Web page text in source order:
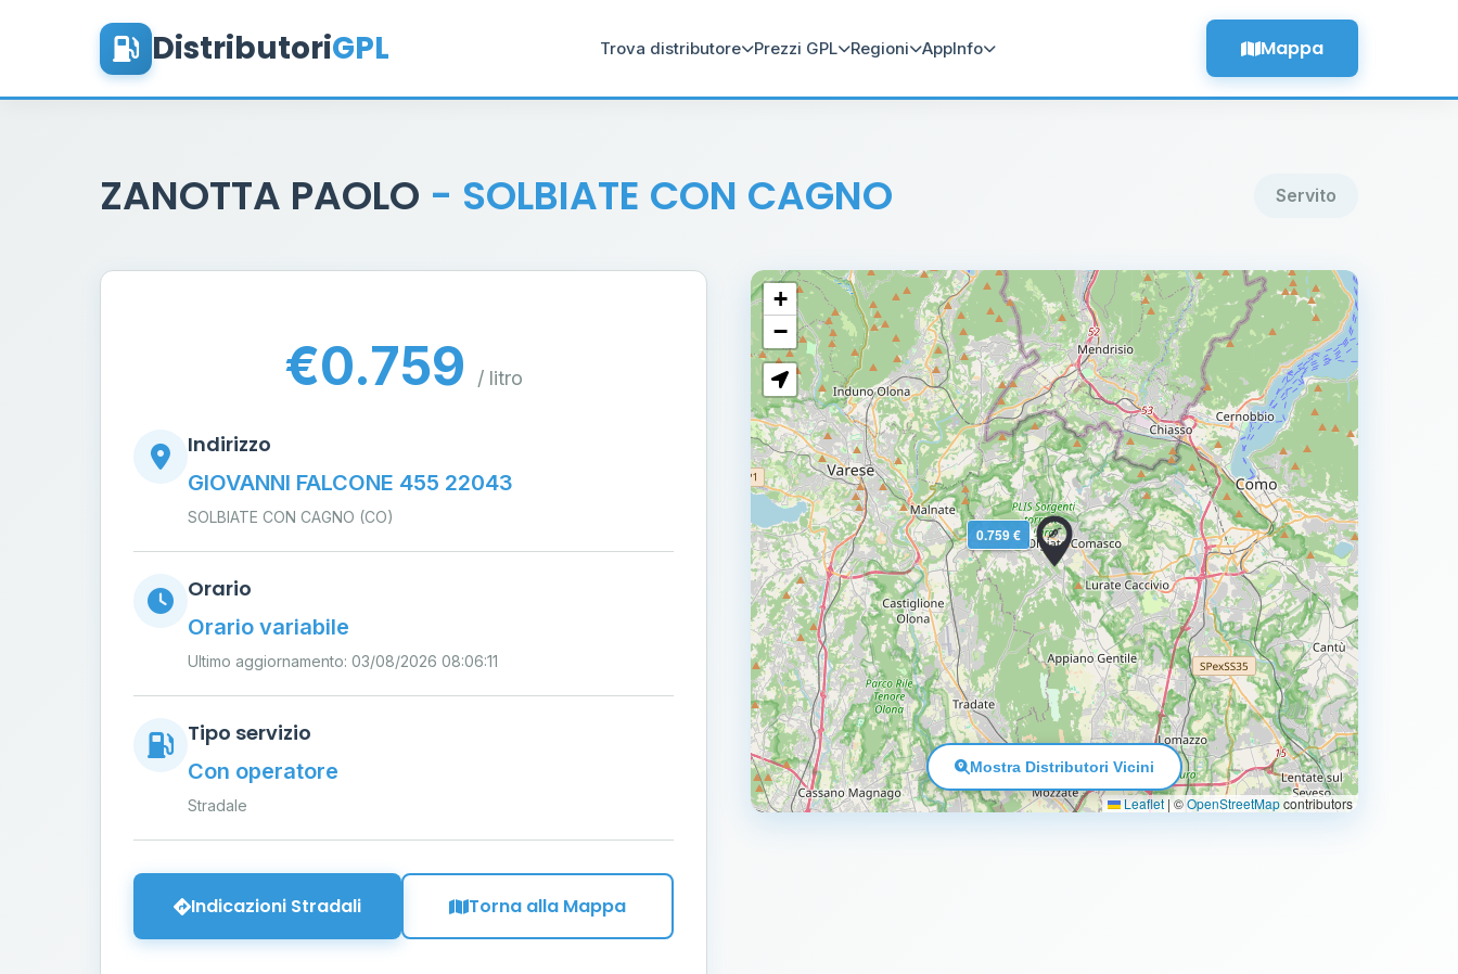
DistributoriGPL Trova distributore Prezzi GPL Regioni AppInfo Mappa
ZANOTTA PAOLO - SOLBIATE CON CAGNO Servito
€0.759 / litro
Indirizzo
GIOVANNI FALCONE 455 22043
SOLBIATE CON CAGNO (CO)
Orario
Orario variabile
Ultimo aggiornamento: 03/08/2026 08:06:11
Tipo servizio
Con operatore
Stradale
Indicazioni Stradali Torna alla Mappa
0.759 €
+
−
Leaflet |©OpenStreetMapcontributors
Mostra Distributori Vicini